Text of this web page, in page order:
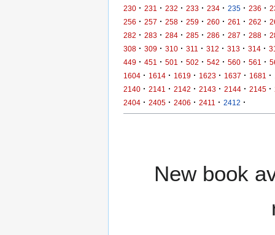
230 · 231 · 232 · 233 · 234 · 235 · 236 ·
256 · 257 · 258 · 259 · 260 · 261 · 262 ·
282 · 283 · 284 · 285 · 286 · 287 · 288 ·
308 · 309 · 310 · 311 · 312 · 313 · 314 ·
449 · 451 · 501 · 502 · 542 · 560 · 561 ·
1604 · 1614 · 1619 · 1623 · 1637 · 1681 ·
2140 · 2141 · 2142 · 2143 · 2144 · 2145 ·
2404 · 2405 · 2406 · 2411 · 2412 ·
New book